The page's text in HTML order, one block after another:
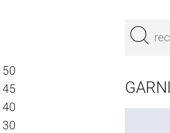
50
45
40
30